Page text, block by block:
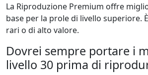
La Riproduzione Premium offre
base per la prole di livello superiore.
rari o di alto valore.
Dovrei sempre portare i
livello 30 prima di